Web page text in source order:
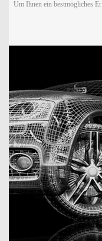
Um Ihnen ein bestmögliches